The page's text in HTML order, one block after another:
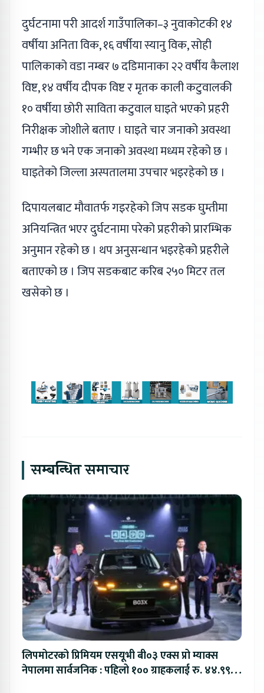
दुर्घटनामा परी आदर्श गाउँपालिका–३ नुवाकोटकी १४
वर्षीया अनिता विक, १६ वर्षीया स्यानु विक, सोही
पालिकाको वडा नम्बर ७ दडिमानाका २२ वर्षीय कैलाश
विष्ट, १४ वर्षीय दीपक विष्ट र मृतक काली कटुवालकी
१० वर्षीया छोरी साविता कटुवाल घाइते भएको प्रहरी
निरीक्षक जोशीले बताए । घाइते चार जनाको अवस्था
गम्भीर छ भने एक जनाको अवस्था मध्यम रहेको छ ।
घाइतेको जिल्ला अस्पतालमा उपचार भइरहेको छ ।
दिपायलबाट मौवातर्फ गइरहेको जिप सडक घुम्तीमा
अनियन्त्रित भएर दुर्घटनामा परेको प्रहरीको प्रारम्भिक
अनुमान रहेको छ । थप अनुसन्धान भइरहेको प्रहरीले
बताएको छ । जिप सडकबाट करिब २५० मिटर तल
खसेको छ ।
सम्बन्धित समाचार
लिपमोटरको प्रिमियम एसयूभी बी०३ एक्स प्रो म्याक्स
नेपालमा सार्वजनिक : पहिलो १०० ग्राहकलाई रु. ४४.९९